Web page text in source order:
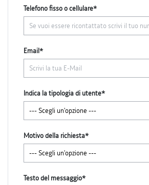
Telefono fisso o cellulare*
Email*
Indica la tipologia di utente*
Motivo della richiesta*
Testo del messaggio*